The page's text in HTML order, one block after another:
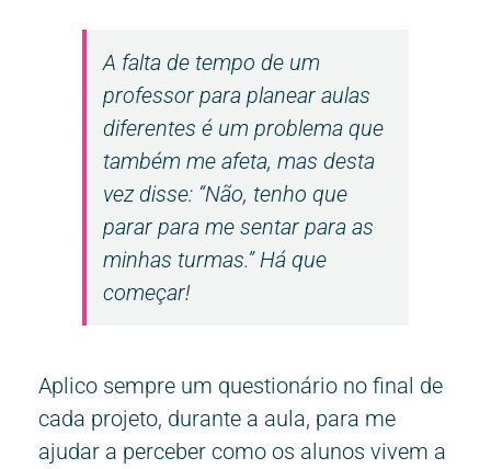
A falta de tempo de um
professor para planear aulas
diferentes é um problema que
também me afeta, mas desta
vez disse: “Não, tenho que
parar para me sentar para as
minhas turmas.” Há que
começar!
Aplico sempre um questionário no final de
cada projeto, durante a aula, para me
ajudar a perceber como os alunos vivem a